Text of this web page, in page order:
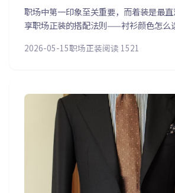
职场中第一印象至关重要，而着装是最
享职场正装的搭配法则——衬衫颜色怎么
配有什么讲究？还有不同级别会议对着装
2026-05-15职场正装阅读 1521